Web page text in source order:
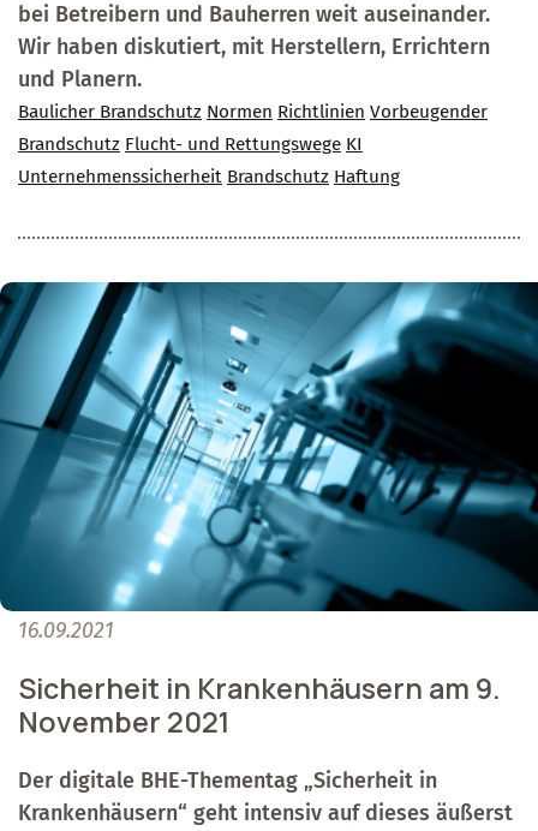
bei Betreibern und Bauherren weit auseinander.
Wir haben diskutiert, mit Herstellern, Errichtern
und Planern.
Baulicher Brandschutz Normen Richtlinien Vorbeugender
Brandschutz Flucht- und Rettungswege KI
Unternehmenssicherheit Brandschutz Haftung
16.09.2021
Sicherheit in Krankenhäusern am 9.
November 2021
Der digitale BHE-Thementag „Sicherheit in
Krankenhäusern“ geht intensiv auf dieses äußerst